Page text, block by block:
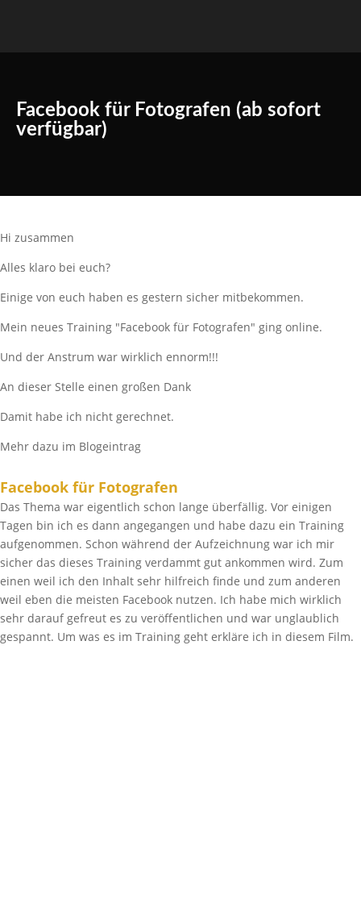
Facebook für Fotografen (ab sofort
verfügbar)
Hi zusammen
Alles klaro bei euch?
Einige von euch haben es gestern sicher mitbekommen.
Mein neues Training "Facebook für Fotografen" ging online.
Und der Anstrum war wirklich ennorm!!!
An dieser Stelle einen großen Dank
Damit habe ich nicht gerechnet.
Mehr dazu im Blogeintrag
Facebook für Fotografen
Das Thema war eigentlich schon lange überfällig. Vor einigen
Tagen bin ich es dann angegangen und habe dazu ein Training
aufgenommen. Schon während der Aufzeichnung war ich mir
sicher das dieses Training verdammt gut ankommen wird. Zum
einen weil ich den Inhalt sehr hilfreich finde und zum anderen
weil eben die meisten Facebook nutzen. Ich habe mich wirklich
sehr darauf gefreut es zu veröffentlichen und war unglaublich
gespannt. Um was es im Training geht erkläre ich in diesem Film.